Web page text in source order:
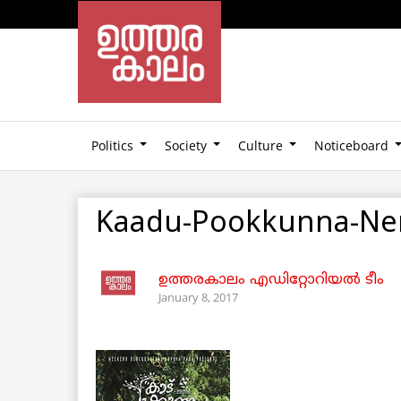
Politics Society Culture Noticeboard
Kaadu-Pookkunna-
ഉത്തരകാലം എഡിറ്റോറിയല്‍ ടീം
January 8, 2017